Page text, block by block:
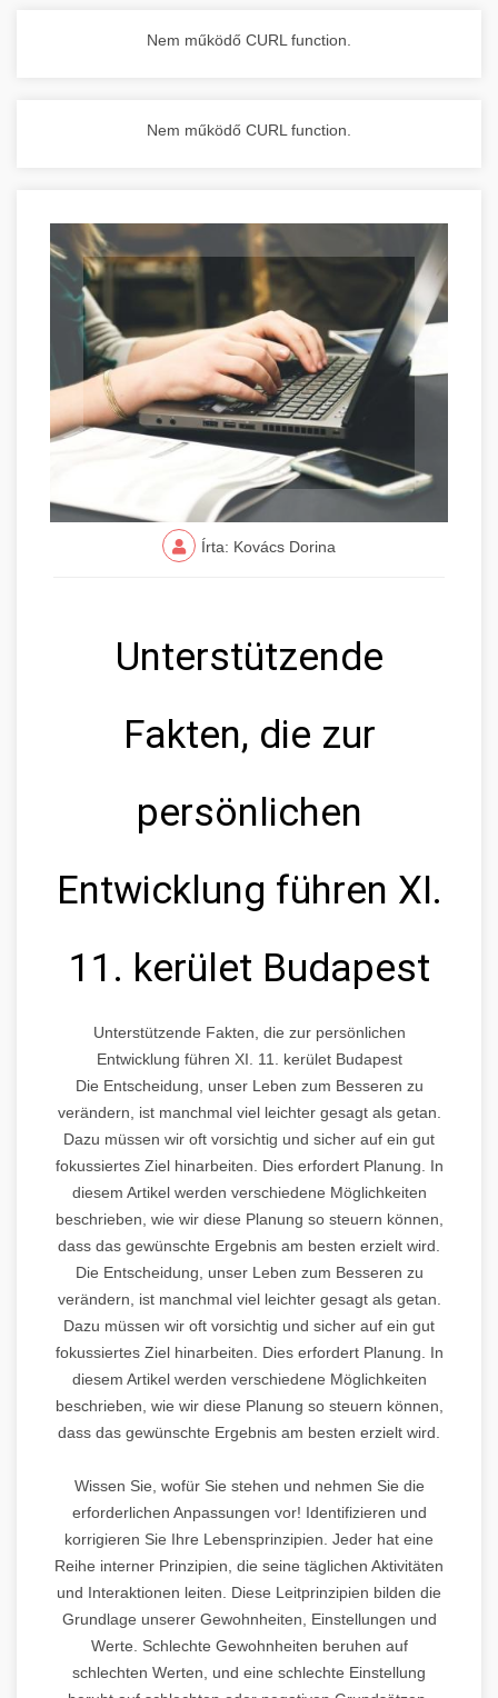
Nem működő CURL function.
Nem működő CURL function.
Írta: Kovács Dorina
Unterstützende
Fakten, die zur
persönlichen
Entwicklung führen XI.
11. kerület Budapest
Unterstützende Fakten, die zur persönlichen
Entwicklung führen XI. 11. kerület Budapest
Die Entscheidung, unser Leben zum Besseren zu
verändern, ist manchmal viel leichter gesagt als getan.
Dazu müssen wir oft vorsichtig und sicher auf ein gut
fokussiertes Ziel hinarbeiten. Dies erfordert Planung. In
diesem Artikel werden verschiedene Möglichkeiten
beschrieben, wie wir diese Planung so steuern können,
dass das gewünschte Ergebnis am besten erzielt wird.
Die Entscheidung, unser Leben zum Besseren zu
verändern, ist manchmal viel leichter gesagt als getan.
Dazu müssen wir oft vorsichtig und sicher auf ein gut
fokussiertes Ziel hinarbeiten. Dies erfordert Planung. In
diesem Artikel werden verschiedene Möglichkeiten
beschrieben, wie wir diese Planung so steuern können,
dass das gewünschte Ergebnis am besten erzielt wird.
Wissen Sie, wofür Sie stehen und nehmen Sie die
erforderlichen Anpassungen vor! Identifizieren und
korrigieren Sie Ihre Lebensprinzipien. Jeder hat eine
Reihe interner Prinzipien, die seine täglichen Aktivitäten
und Interaktionen leiten. Diese Leitprinzipien bilden die
Grundlage unserer Gewohnheiten, Einstellungen und
Werte. Schlechte Gewohnheiten beruhen auf
schlechten Werten, und eine schlechte Einstellung